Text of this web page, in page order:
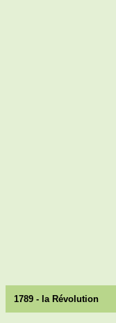
1789 - la Révolution